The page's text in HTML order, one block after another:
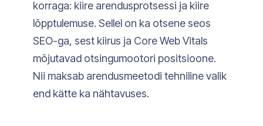
korraga: kiire arendusprotsessi ja kiire
lõpptulemuse. Sellel on ka otsene seos
SEO-ga, sest kiirus ja Core Web Vitals
mõjutavad otsingumootori positsioone.
Nii maksab arendusmeetodi tehniline valik
end kätte ka nähtavuses.